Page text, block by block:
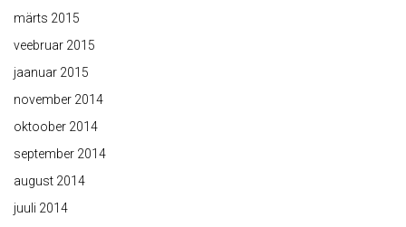
märts 2015
veebruar 2015
jaanuar 2015
november 2014
oktoober 2014
september 2014
august 2014
juuli 2014